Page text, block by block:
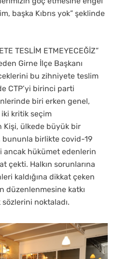
başka Kıbrıs yok” şeklinde
TESLİM ETMEYECEĞİZ”
Girne İlçe Başkanı
bu zihniyete teslim
CTP’yi birinci parti
biri erken genel,
kritik seçim
Kişi, ülkede büyük bir
bununla birlikte covid-19
ancak hükümet edenlerin
çekti. Halkın sorunlarına
kaldığına dikkat çeken
düzenlenmesine katkı
noktaladı.